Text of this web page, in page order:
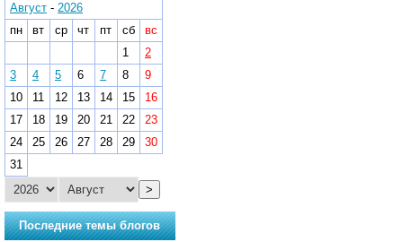
Август - 2026
пн
вт ср чт пт сб
вс
1
2
3
4 5 6 7 8
9
10
11 12 13 14 15
16
17
18 19 20 21 22
23
24
25 26 27 28 29
30
31
>
Последние темы блогов